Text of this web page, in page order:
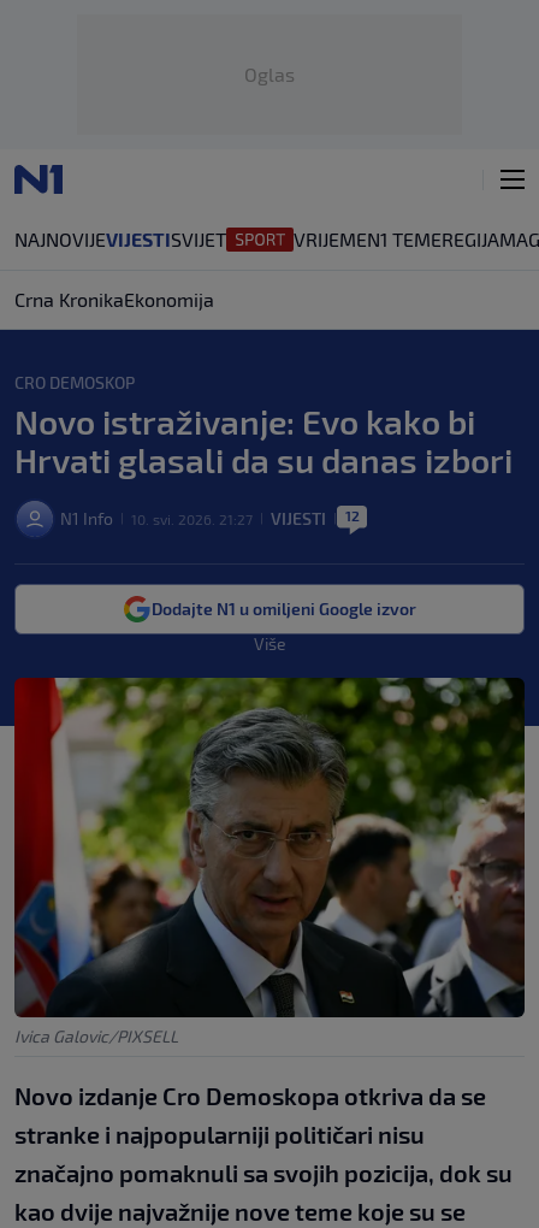
Oglas
NAJNOVIJEVIJESTISVIJET VRIJEMEN1 TEMEREGIJA
Crna KronikaEkonomija
CRO DEMOSKOP
Novo istraživanje: Evo kako bi
Hrvati glasali da su danas izbori
N1 Info 10. svi. 2026. 21:27 VIJESTI 12
Dodajte N1 u omiljeni Google izvor
Više
Ivica Galovic/PIXSELL
Novo izdanje Cro Demoskopa otkriva da se
stranke i najpopularniji političari nisu
značajno pomaknuli sa svojih pozicija, dok su
kao dvije najvažnije nove teme koje su se